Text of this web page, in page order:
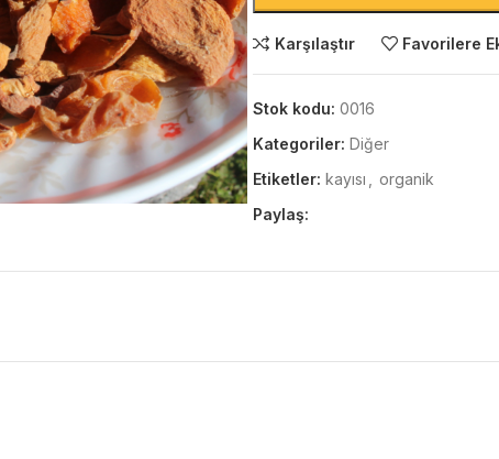
Karşılaştır Favorilere
Stok kodu: 0016
Kategoriler: Diğer
Etiketler: kayısı
organik
Paylaş: